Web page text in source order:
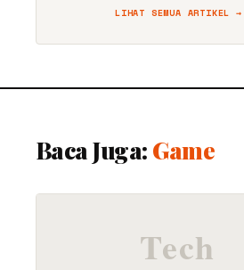
LIHAT SEMUA ARTIKEL →
Baca Juga: Game